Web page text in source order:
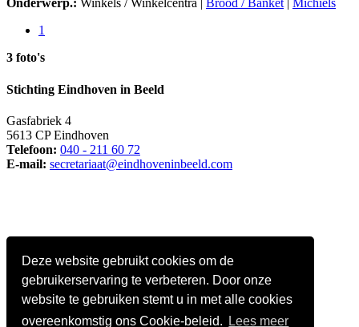
Deze website gebruikt cookies om de
gebruikerservaring te verbeteren. Door onze
website te gebruiken stemt u in met alle cookies
overeenkomstig ons Cookie-beleid.
Lees meer
Onderwerp.: Winkels / Winkelcentra | Brood / Banket| Michiels
1
3 foto's
Stichting Eindhoven in Beeld
Gasfabriek 4
5613 CP Eindhoven
Telefoon: 040 - 211 60 72
E-mail: secretariaat@eindhoveninbeeld.com